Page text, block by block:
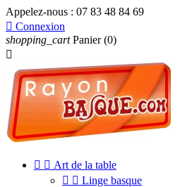
Appelez-nous : 07 83 48 84 69
 Connexion
shopping_cart Panier (0)

  Art de la table
  Linge basque